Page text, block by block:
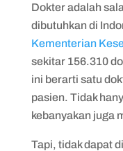
Dokter adalah
dibutuhkan di
Kementerian
sekitar 156.310
ini berarti satu
pasien. Tidak
kebanyakan juga
Tapi, tidak dapat